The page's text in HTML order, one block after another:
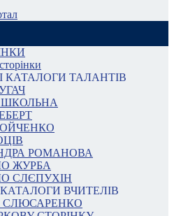
КАТАЛОГИ ТАЛАНТІВ
ШКОЛЬНА
РОМАНОВА
ЖУРБА
СЛЄПУХІН
ВЧИТЕЛІВ